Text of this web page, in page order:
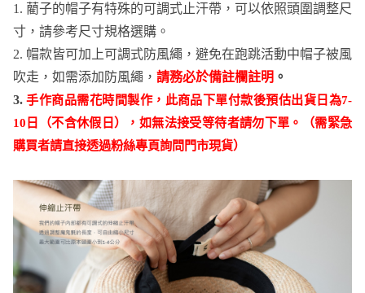
1. 藺子的帽子有特殊的可調式止汗帶，可以依照頭圍調整尺
寸，請參考尺寸規格選購。
2. 帽款皆可加上可調式防風繩，避免在跑跳活動中帽子被風
吹走，如需添加防風繩， 請務必於備註欄註明 。
3.手作商品需花時間製作，此商品下單付款後預估出貨日為7-
10日（不含休假日），如無法接受等待者請勿下單。（需緊急
購買者請直接透過粉絲專頁詢問門市現貨）